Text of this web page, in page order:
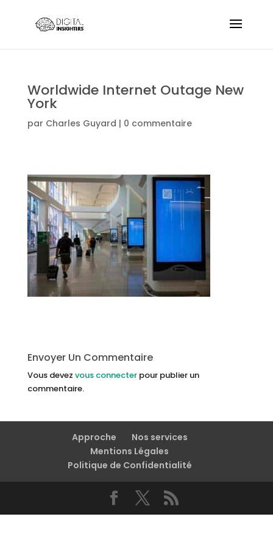
Worldwide Internet Outage New
York
par Charles Guyard | 0 commentaire
Envoyer Un Commentaire
Vous devez vous connecterpour publier un
commentaire.
Approche
Nos services
Mentions Légales
Politique de Confidentialité